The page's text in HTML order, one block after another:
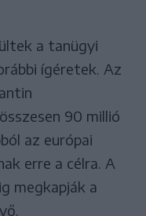
a tanügyi
ígéretek. Az
90 millió
az európai
erre a célra. A
megkapják a